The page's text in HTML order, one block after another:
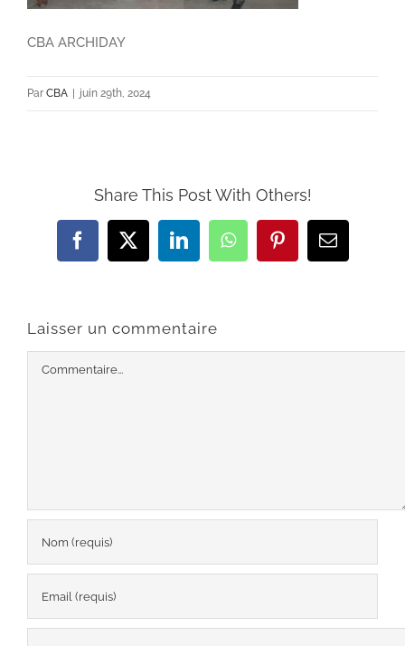
CBA ARCHIDAY
Par CBA | juin 29th, 2024
Share This Post With Others!
Facebook
X LinkedInWhatsAppPinterestEmail
Laisser un commentaire
Commentaire